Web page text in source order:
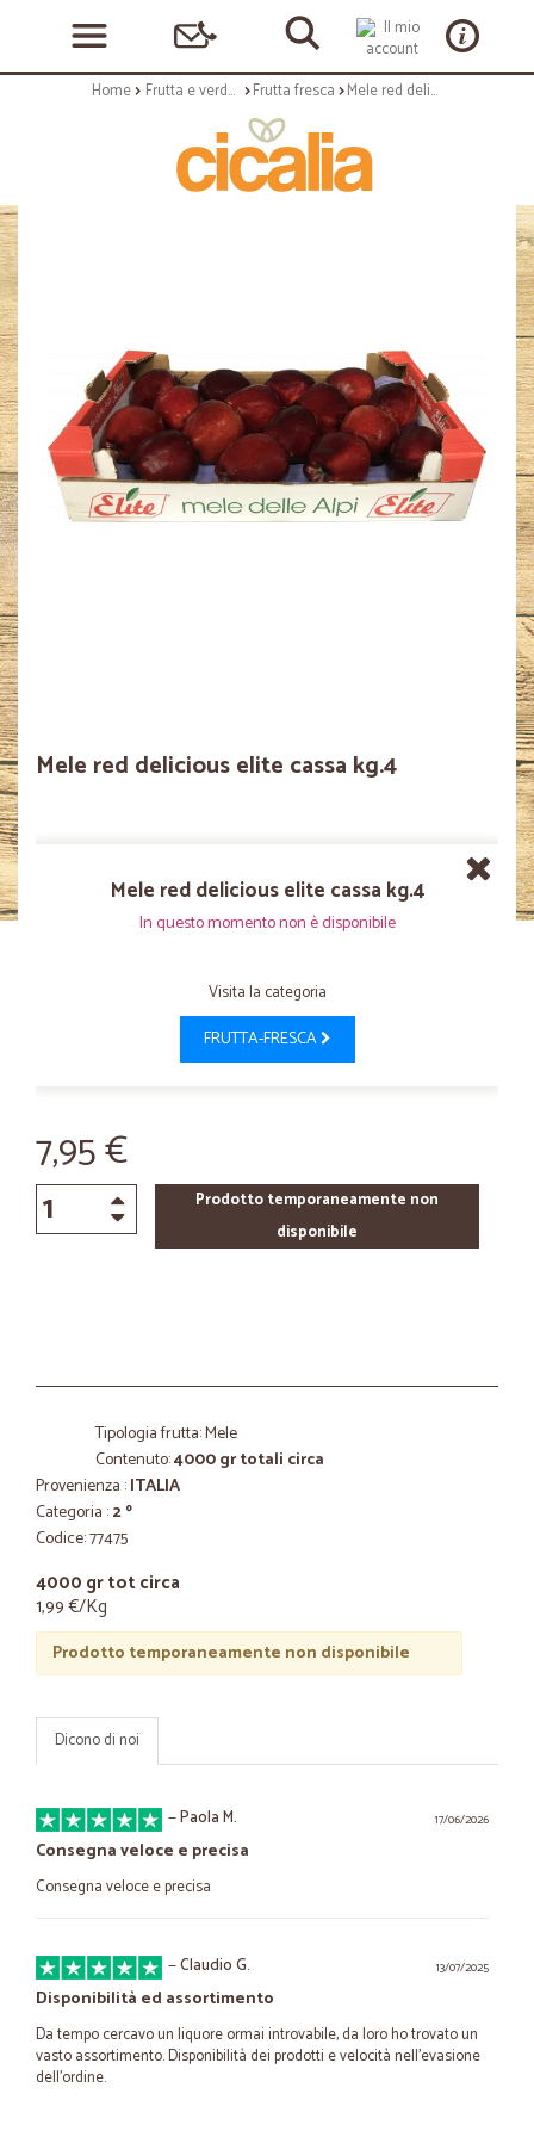
Home Frutta e verdura Frutta fresca Mele red delicious elite cassa kg.4
Mele red delicious elite cassa kg.4
Mele red delicious elite cassa kg.4
In questo momento non è disponibile
Visita la categoria
FRUTTA-FRESCA
7,95 €
Prodotto temporaneamente non
disponibile
Tipologia frutta: Mele
Contenuto:4000 gr totali circa
Provenienza :ITALIA
Categoria :2 º
Codice: 77475
4000 gr tot circa
1,99 €/Kg
Prodotto temporaneamente non disponibile
Dicono di noi
17/06/2026
—Paola M.
Consegna veloce e precisa
Consegna veloce e precisa
13/07/2025
—Claudio G.
Disponibilità ed assortimento
Da tempo cercavo un liquore ormai introvabile, da loro ho trovato un
vasto assortimento. Disponibilità dei prodotti e velocità nell'evasione
dell’ordine.